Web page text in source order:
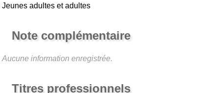
Jeunes adultes et adultes
Note complémentaire
Aucune information enregistrée.
Titres professionnels